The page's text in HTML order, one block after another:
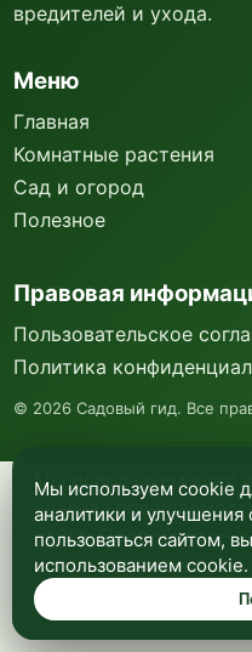
Мы используем куки
анализа
сайта. Подробнее —
конфиденциальности.
вредителей и ухода.
Меню
Главная
Комнатные растения
Сад и огород
Полезное
Правовая
Пользовательское
Политика
© 2026 Садовый гид. Все
Мы используем cookie
аналитики и
пользоваться сайтом,
использованием cookie.